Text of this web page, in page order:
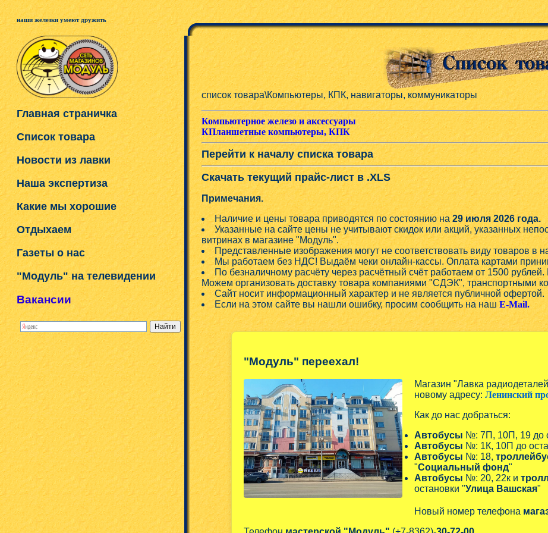
наши железки умеют дружить
Главная страничка
Список товара
Новости из лавки
Наша экспертиза
Какие мы хорошие
Отдыхаем
Газеты о нас
"Модуль" на телевидении
Вакансии
список товара\Компьютеры, КПК, навигаторы, коммуникаторы
Компьютерное железо и аксессуары
КПланшетные компьютеры, КПК
Перейти к началу списка товара
Скачать текущий прайс-лист в .XLS
Примечания.
Наличие и цены товара приводятся по состоянию на29 июля 2026 года.
Указанные на сайте цены не учитывают скидок или акций, указанных
витринах в магазине "Модуль".
Представленные изображения могут не соответствовать виду товаров в
Мы работаем без НДС! Выдаём чеки онлайн-кассы. Оплата картами
По безналичному расчёту через расчётный счёт работаем от 1500
Можем организовать доставку товара компаниями "СДЭК", транспортными
Сайт носит информационный характер и не является публичной офертой.
Если на этом сайте вы нашли ошибку, просим сообщить на нашE-Mail.
"Модуль" переехал!
Магазин "Лавка
новому адресу: Ленинский
Как до нас добраться:
Автобусы №: 7П, 10П, 19 до
Автобусы №: 1К, 10П до
Автобусы №: 18,
"Социальный фонд"
Автобусы №: 20, 22к и
остановки "Улица Вашская"
Новый номер телефона